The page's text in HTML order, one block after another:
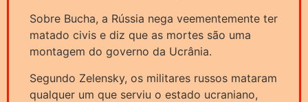
Sobre Bucha, a Rússia nega veementemente ter
matado civis e diz que as mortes são uma
montagem do governo da Ucrânia.
Segundo Zelensky, os militares russos mataram
qualquer um que serviu o estado ucraniano,